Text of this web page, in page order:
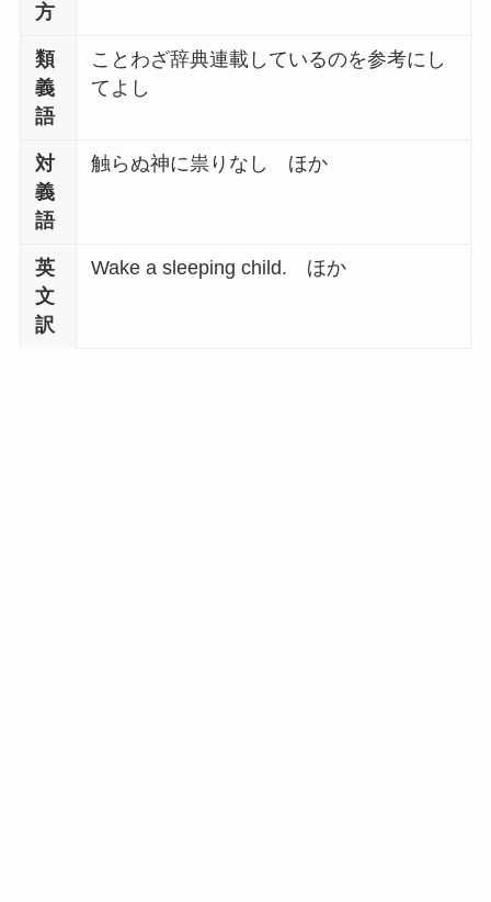
方
類
義
語
ことわざ辞典連載しているのを参考にし
てよし
対
義
語
触らぬ神に祟りなし ほか
英
文
訳
Wake a sleeping child. ほか